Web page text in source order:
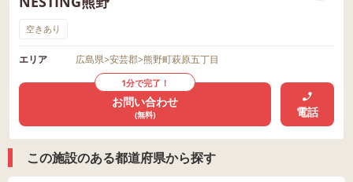
空きあり
エリア 広島県>安芸郡>熊野町萩原五丁目
1分で完了！
お問い合わせ
(無料) 電話
この施設のある都道府県から探す